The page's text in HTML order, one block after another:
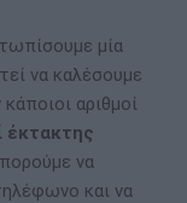
μία
να καλέσουμε
αριθμοί
έκτακτης
να
και να